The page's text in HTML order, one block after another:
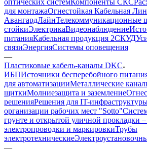
для монтажаОгнестойкая Кабельная
АвангардЛайнТелекоммуникационные
стойкиЭлектрикаВидеонаблюдение
питанияКабельная продукция 2СКУД
связиЭнергияСистемы оповещения
—
Пластиковые кабель-каналы DKC
ИБПИсточники бесперебойного
для автоматизацииМеталлические
щиткиМолниезащита и заземление
решенияРешения для IT-
организации рабочих мест "Sotto"
грунте и открытой уличной прокладки
электропроводки и маркировкиТрубы
электротехнические
—